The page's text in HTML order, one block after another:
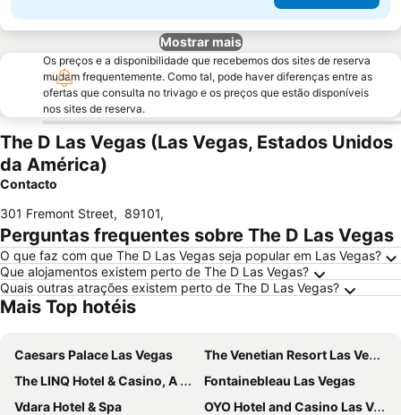
Mostrar mais
Os preços e a disponibilidade que recebemos dos sites de reserva
mudam frequentemente. Como tal, pode haver diferenças entre as
ofertas que consulta no trivago e os preços que estão disponíveis
nos sites de reserva.
The D Las Vegas (Las Vegas, Estados Unidos
da América)
Contacto
301 Fremont Street, 89101,
Perguntas frequentes sobre The D Las Vegas
O que faz com que The D Las Vegas seja popular em Las Vegas?
Que alojamentos existem perto de The D Las Vegas?
Quais outras atrações existem perto de The D Las Vegas?
Mais Top hotéis
Caesars Palace Las Vegas
The Venetian Resort Las Vegas
The LINQ Hotel & Casino, A Caesars Destination
Fontainebleau Las Vegas
Vdara Hotel & Spa
OYO Hotel and Casino Las Vegas